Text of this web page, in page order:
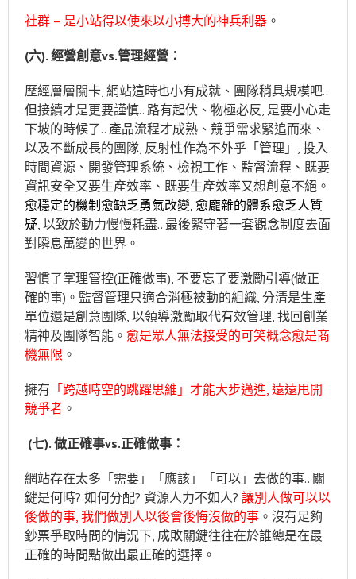
社群 – 是小站得以使來以小搏大的神兵利器 。
(六). 經營創意vs.管理經營：
歷經層層關卡, 網站這時也小有成就、團隊稍具規模吧..
但接續才是更要謹慎.. 路有起伏、物極必反, 是要小心走
下坡的時候了.. 產品流程才成熟、競爭需求緊追而來、
以及不斷成長的團隊, 反射性作為不外乎「管理」, 投入
時間資源、開發管理系統、檢視工作、監督流程、既要
資訊安全又要生產效率、既要生產效率又想創意不絕。
愈穩定的機制愈缺乏勇氣改變, 愈龐雜的體系愈乏人質
疑, 以致於動力慢慢耗盡.. 最後緊守著一套觀念制度去面
對瞬息萬變的世界。
習慣了掌理管控(正確做事), 不要忘了要激勵引導(做正
確的事)。監督管理只適合消極被動的組織, 分清是生產
單位還是創意團隊, 以領導激勵取代有效管理, 找回創業
精神及團隊智能。 愈是眾人無法接受的可笑概念愈是商
機無限 。
擁有 「跨越時空的跳躍思維」才能大步邁進, 遠遠甩開
競爭者 。
(七). 做正確事vs.正確做事：
網站存在太多「需要」「應該」「可以」去做的事.. 關
鍵是何時? 如何分配? 資源人力不如人? 讓別人做可以以
後做的事, 我們做別人以後會後悔沒做的事 。沒有足夠
鈔票爭取時間的情況下, 成敗關鍵往往在於誰總是在最
正確的時間點做出最正確的選擇。